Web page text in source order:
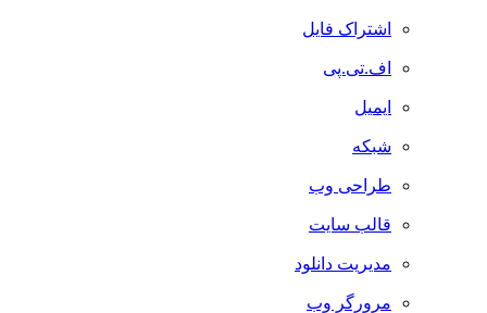
اشتراک فایل
اف.تی.پی
ایمیل
شبکه
طراحی وب
قالب سایت
مدیریت دانلود
مرورگر وب